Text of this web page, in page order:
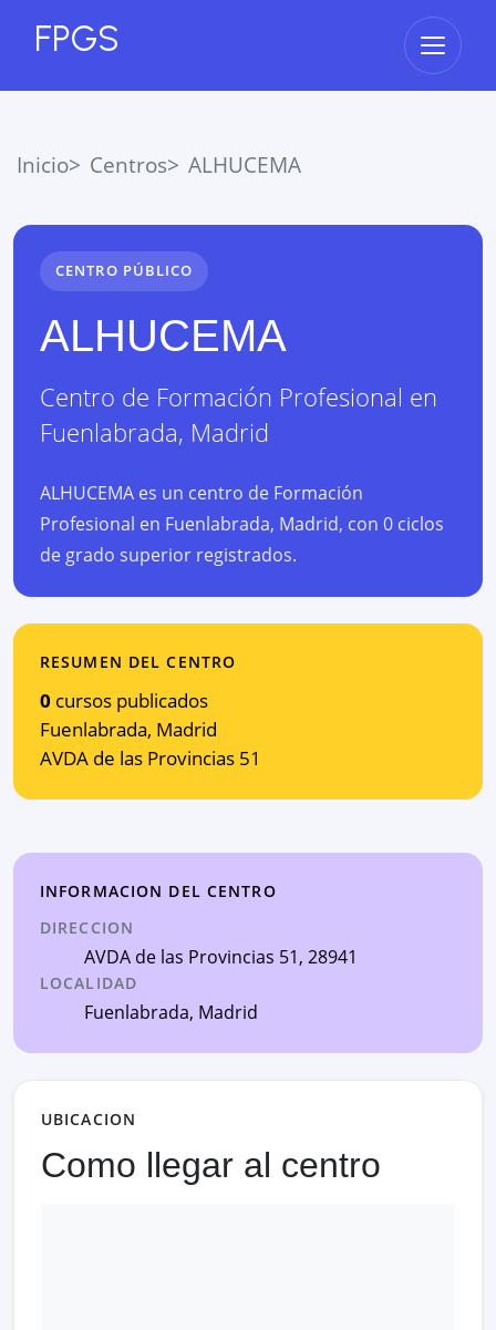
FPGS Abrir
Inicio Centros ALHUCEMA
CENTRO PÚBLICO
ALHUCEMA
Centro de Formación Profesional en
Fuenlabrada, Madrid
ALHUCEMA es un centro de Formación
Profesional en Fuenlabrada, Madrid, con 0 ciclos
de grado superior registrados.
RESUMEN DEL CENTRO
0 cursos publicados
Fuenlabrada, Madrid
AVDA de las Provincias 51
INFORMACION DEL CENTRO
DIRECCION
AVDA de las Provincias 51, 28941
LOCALIDAD
Fuenlabrada, Madrid
UBICACION
Como llegar al centro